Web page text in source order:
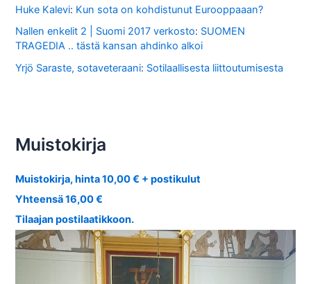
Huke Kalevi: Kun sota on kohdistunut Eurooppaaan?
Nallen enkelit 2 | Suomi 2017 verkosto: SUOMEN
TRAGEDIA .. tästä kansan ahdinko alkoi
Yrjö Saraste, sotaveteraani: Sotilaallisesta liittoutumisesta
Muistokirja
Muistokirja, hinta 10,00 € + postikulut
Yhteensä 16,00 €
Tilaajan postilaatikkoon.